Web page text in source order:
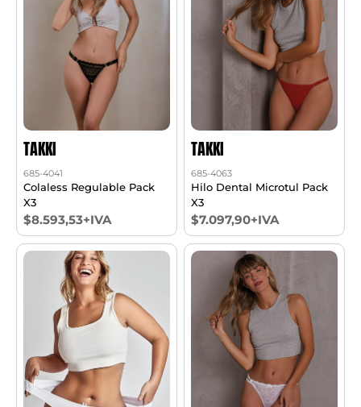
TAKKI
685-4041
Colaless Regulable Pack
X3
$8.593,53+IVA
TAKKI
685-4063
Hilo Dental Microtul Pack
X3
$7.097,90+IVA